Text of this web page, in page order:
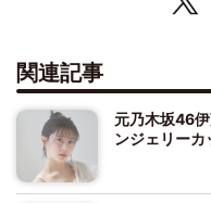
関連記事
元乃木坂46
ンジェリーカ